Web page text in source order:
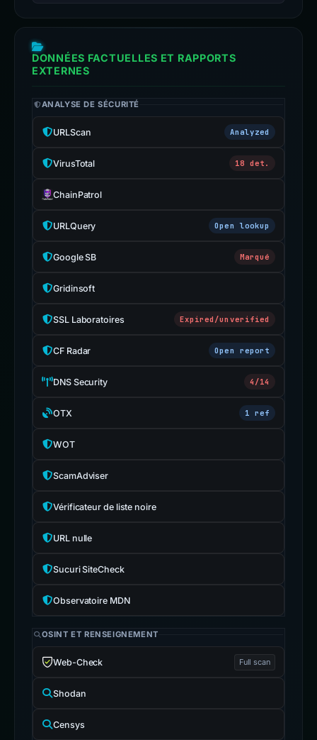
DONNÉES FACTUELLES ET RAPPORTS
EXTERNES
ANALYSE DE SÉCURITÉ
URLScan Analyzed
VirusTotal 18 det.
ChainPatrol
URLQuery Open lookup
Google SB Marqué
Gridinsoft
SSL Laboratoires Expired/unverified
CF Radar Open report
DNS Security 4/14
OTX 1 ref
WOT
ScamAdviser
Vérificateur de liste noire
URL nulle
Sucuri SiteCheck
Observatoire MDN
OSINT ET RENSEIGNEMENT
Web-Check Full scan
Shodan
Censys